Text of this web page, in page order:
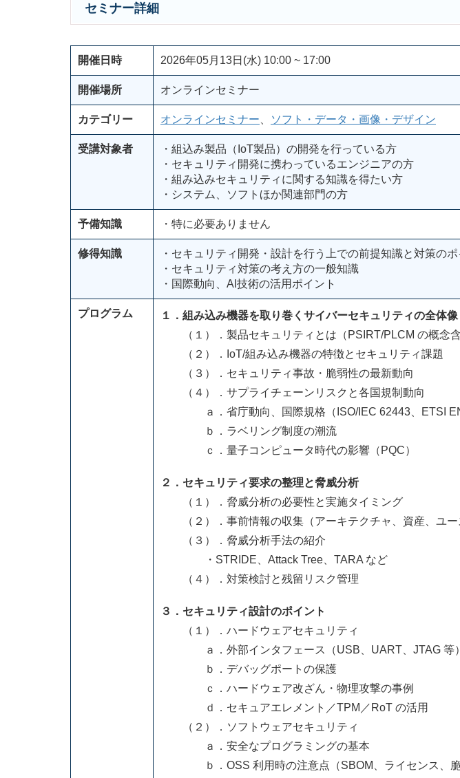
セミナー詳細
開催日時 2026年05月13日(水) 10:00 ~ 17:00
開催場所 オンラインセミナー
カテゴリー オンラインセミナー ソフト・データ・画像・デザイン
受講対象者
・組込み製品（IoT製品）の開発を行っている方
・セキュリティ開発に携わっているエンジニアの方
・組み込みセキュリティに関する知識を得たい方
・システム、ソフトほか関連部門の方
予備知識 ・特に必要ありません
修得知識
・セキュリティ開発・設計を行う上での前提知識と対策のポ
・セキュリティ対策の考え方の一般知識
・国際動向、AI技術の活用ポイント
プログラム
１．組み込み機器を取り巻くサイバーセキュリティの全体像
（１）．製品セキュリティとは（PSIRT/PLCM の概念含
（２）．IoT/組み込み機器の特徴とセキュリティ課題
（３）．セキュリティ事故・脆弱性の最新動向
（４）．サプライチェーンリスクと各国規制動向
ａ．省庁動向、国際規格（ISO/IEC 62443、ETSI EN
ｂ．ラベリング制度の潮流
ｃ．量子コンピュータ時代の影響（PQC）
２．セキュリティ要求の整理と脅威分析
（１）．脅威分析の必要性と実施タイミング
（２）．事前情報の収集（アーキテクチャ、資産、ユー
（３）．脅威分析手法の紹介
・STRIDE、Attack Tree、TARA など
（４）．対策検討と残留リスク管理
３．セキュリティ設計のポイント
（１）．ハードウェアセキュリティ
ａ．外部インタフェース（USB、UART、JTAG 等
ｂ．デバッグポートの保護
ｃ．ハードウェア改ざん・物理攻撃の事例
ｄ．セキュアエレメント／TPM／RoT の活用
（２）．ソフトウェアセキュリティ
ａ．安全なプログラミングの基本
ｂ．OSS 利用時の注意点（SBOM、ライセンス、脆